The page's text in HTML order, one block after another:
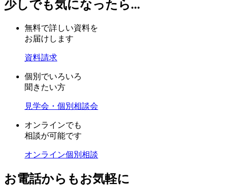
少しでも気になったら...
無料で詳しい資料を
お届けします
資料請求
個別でいろいろ
聞きたい方
見学会・個別相談会
オンラインでも
相談が可能です
オンライン個別相談
お電話からもお気軽に